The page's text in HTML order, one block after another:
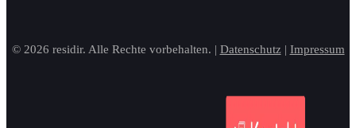
© 2026 residir. Alle Rechte vorbehalten. | Datenschutz| Impressum